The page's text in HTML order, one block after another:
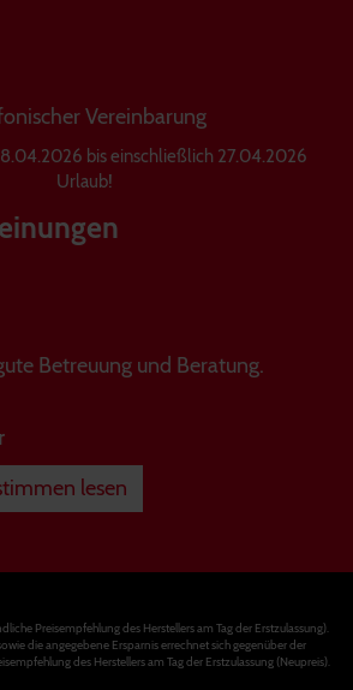
Vereinbarung
bis einschließlich 27.04.2026
Urlaub!
Betreuung und Beratung.
lesen
Preisempfehlung des Herstellers am Tag der Erstzulassung).
die angegebene Ersparnis errechnet sich gegenüber der
des Herstellers am Tag der Erstzulassung (Neupreis).